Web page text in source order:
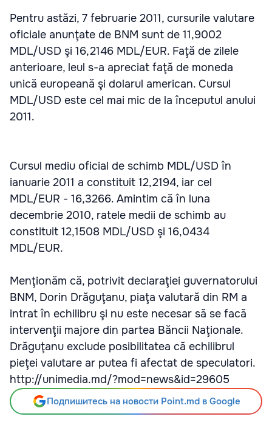
Pentru astăzi, 7 februarie 2011, cursurile valutare
oficiale anunţate de BNM sunt de 11,9002
MDL/USD şi 16,2146 MDL/EUR. Faţă de zilele
anterioare, leul s-a apreciat faţă de moneda
unică europeană şi dolarul american. Cursul
MDL/USD este cel mai mic de la începutul anului
2011.
Cursul mediu oficial de schimb MDL/USD în
ianuarie 2011 a constituit 12,2194, iar cel
MDL/EUR - 16,3266. Amintim că în luna
decembrie 2010, ratele medii de schimb au
constituit 12,1508 MDL/USD şi 16,0434
MDL/EUR.
Menţionăm că, potrivit declaraţiei guvernatorului
BNM, Dorin Drăguţanu, piaţa valutară din RM a
intrat în echilibru şi nu este necesar să se facă
intervenţii majore din partea Băncii Naţionale.
Drăguţanu exclude posibilitatea că echilibrul
pieţei valutare ar putea fi afectat de speculatori.
http://unimedia.md/?mod=news&id=29605
Подпишитесь на новости Point.md в Google